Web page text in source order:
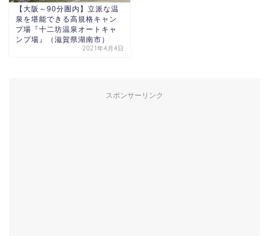
【大阪～90分圏内】立派な温
泉を堪能できる高規格キャン
プ場『十二坊温泉オートキャ
ンプ場』（滋賀県湖南市）
2021年4月4日
スポンサーリンク